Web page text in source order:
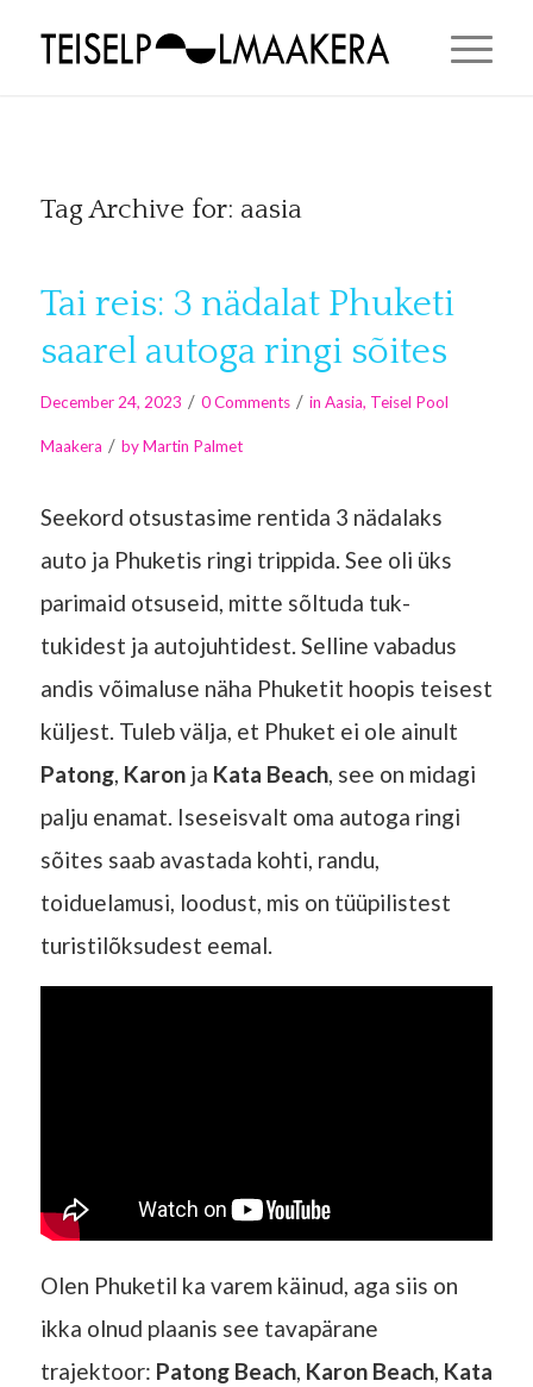
Tag Archive for: aasia
Tai reis: 3 nädalat Phuketi
saarel autoga ringi sõites
December 24, 2023 / 0 Comments / in Aasia, Teisel Pool
Maakera / byMartin Palmet
Seekord otsustasime rentida 3 nädalaks
auto ja Phuketis ringi trippida. See oli üks
parimaid otsuseid, mitte sõltuda tuk-
tukidest ja autojuhtidest. Selline vabadus
andis võimaluse näha Phuketit hoopis teisest
küljest. Tuleb välja, et Phuket ei ole ainult
Patong, Karonja Kata Beach, see on midagi
palju enamat. Iseseisvalt oma autoga ringi
sõites saab avastada kohti, randu,
toiduelamusi, loodust, mis on tüüpilistest
turistilõksudest eemal.
Olen Phuketil ka varem käinud, aga siis on
ikka olnud plaanis see tavapärane
trajektoor: Patong Beach, Karon Beach, Kata